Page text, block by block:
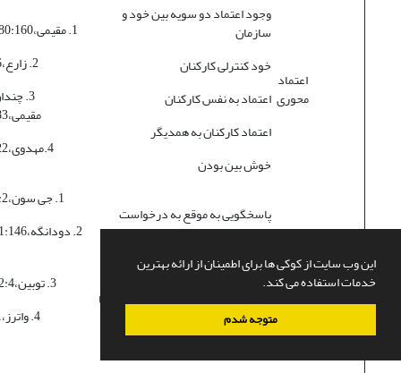
این وب سایت از کوکی ها برای اطمینان از ارائه بهترین
خدمات استفاده می کند.
متوجه شدم
اعتماد
محوری
وجود اعتماد دو سویه بین خود و
سازمان
خود کنترلی کارکنان
اعتماد به نفس کارکنان
اعتماد کارکنان به همدیگر
خوش بین بودن
1. مقیمی،1380:160-161
2. زارع،1384:46
مقیمی،1377:383
4.مهدوی،1386:322
واکنش
محوری
پاسخگویی به موقع به درخواست
رده‌های پشتیبانی شونده
آمادرسانی در مکان مناسب
ارائه خدمات دقیق پشتیبانی به رده‌ها
واکنش مناسب به تغییرات محیطی
1. جی سون،1383:2-4
3. توبین،1382:4-15
4. واترز،1384:11